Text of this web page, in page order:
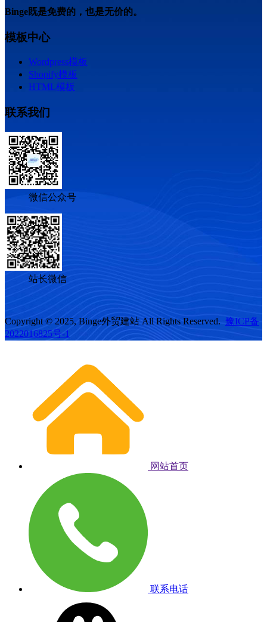
Binge既是免费的，也是无价的。
模板中心
Wordpress模板
Shopify模板
HTML模板
联系我们
微信公众号
站长微信
Copyright © 2025, Binge外贸建站 All Rights Reserved. 豫ICP备
2022016825号-1
网站首页
联系电话